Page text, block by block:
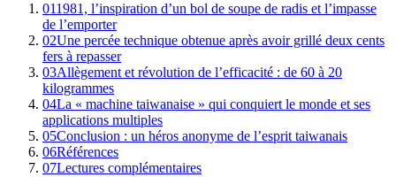
011981, l’inspiration d’un bol de soupe de radis et l’impasse
de l’emporter
02Une percée technique obtenue après avoir grillé deux cents
fers à repasser
03Allègement et révolution de l’efficacité : de 60 à 20
kilogrammes
04La « machine taiwanaise » qui conquiert le monde et ses
applications multiples
05Conclusion : un héros anonyme de l’esprit taiwanais
06Références
07Lectures complémentaires